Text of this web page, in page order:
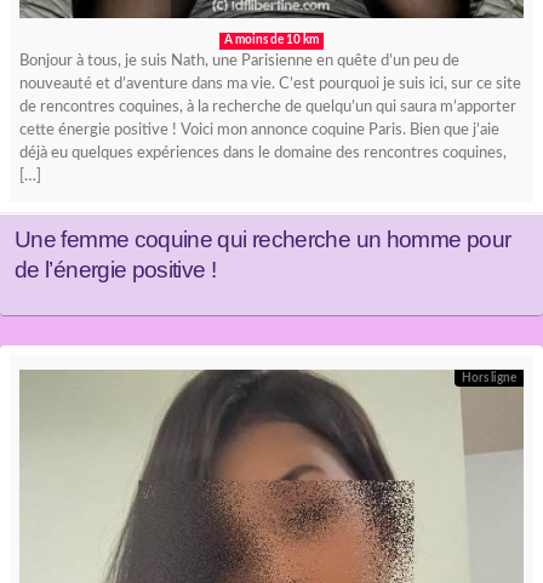
A moins de 10 km
Bonjour à tous, je suis Nath, une Parisienne en quête d’un peu de
nouveauté et d’aventure dans ma vie. C’est pourquoi je suis ici, sur ce site
de rencontres coquines, à la recherche de quelqu’un qui saura m’apporter
cette énergie positive ! Voici mon annonce coquine Paris. Bien que j’aie
déjà eu quelques expériences dans le domaine des rencontres coquines,
[…]
Une femme coquine qui recherche un homme pour
de l’énergie positive !
Hors ligne